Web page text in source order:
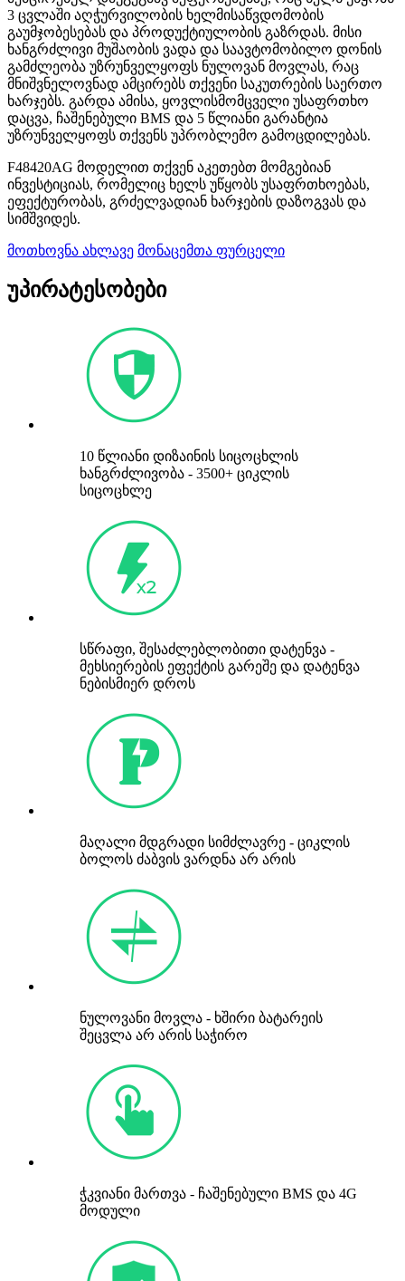
3 ცვლაში აღჭურვილობის ხელმისაწვდომობის
გაუმჯობესებას და პროდუქტიულობის გაზრდას. მისი
ხანგრძლივი მუშაობის ვადა და საავტომობილო დონის
გამძლეობა უზრუნველყოფს ნულოვან მოვლას, რაც
მნიშვნელოვნად ამცირებს თქვენი საკუთრების საერთო
ხარჯებს. გარდა ამისა, ყოვლისმომცველი უსაფრთხო
დაცვა, ჩაშენებული BMS და 5 წლიანი გარანტია
უზრუნველყოფს თქვენს უპრობლემო გამოცდილებას.
F48420AG მოდელით თქვენ აკეთებთ მომგებიან
ინვესტიციას, რომელიც ხელს უწყობს უსაფრთხოებას,
ეფექტურობას, გრძელვადიან ხარჯების დაზოგვას და
სიმშვიდეს.
მოთხოვნა ახლავე მონაცემთა ფურცელი
უპირატესობები
10 წლიანი დიზაინის სიცოცხლის
ხანგრძლივობა - 3500+ ციკლის
სიცოცხლე
სწრაფი, შესაძლებლობითი დატენვა -
მეხსიერების ეფექტის გარეშე და დატენვა
ნებისმიერ დროს
მაღალი მდგრადი სიმძლავრე - ციკლის
ბოლოს ძაბვის ვარდნა არ არის
ნულოვანი მოვლა - ხშირი ბატარეის
შეცვლა არ არის საჭირო
ჭკვიანი მართვა - ჩაშენებული BMS და 4G
მოდული